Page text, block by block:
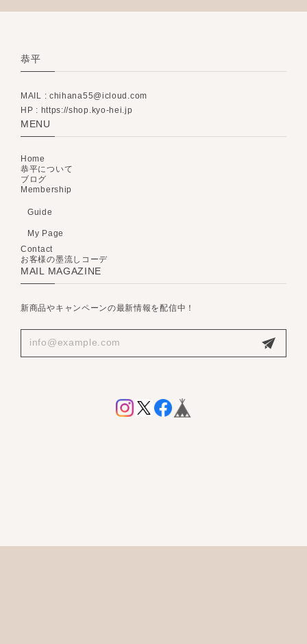
恭平
MAIL : chihana55@icloud.com
HP : https://shop.kyo-hei.jp
MENU
Home
恭平について
ブログ
Membership
Guide
My Page
Contact
お客様の墨流しコーデ
MAIL MAGAZINE
新商品やキャンペーンの最新情報を配信中！